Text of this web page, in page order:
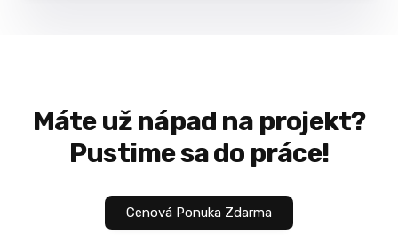
Máte užnápad na projekt?
Pustime sa do práce!
Cenová Ponuka Zdarma